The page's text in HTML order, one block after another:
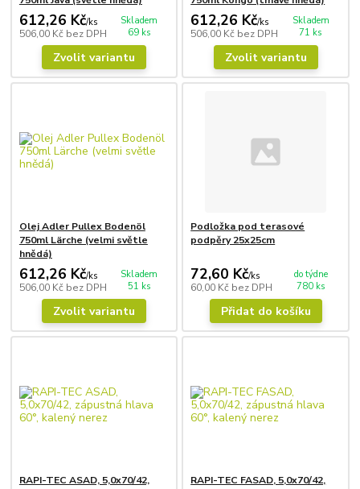
612,26 Kč/ks
506,00 Kč bez DPH
Skladem
69 ks
Zvolit variantu
612,26 Kč/ks
506,00 Kč bez DPH
Skladem
71 ks
Zvolit variantu
Olej Adler Pullex Bodenöl
750ml Lärche (velmi světle
hnědá)
612,26 Kč/ks
506,00 Kč bez DPH
Skladem
51 ks
Zvolit variantu
Podložka pod terasové
podpěry 25x25cm
72,60 Kč/ks
60,00 Kč bez DPH
do týdne
780 ks
Přidat do košíku
RAPI-TEC ASAD, 5,0x70/42,
RAPI-TEC FASAD, 5,0x70/42,